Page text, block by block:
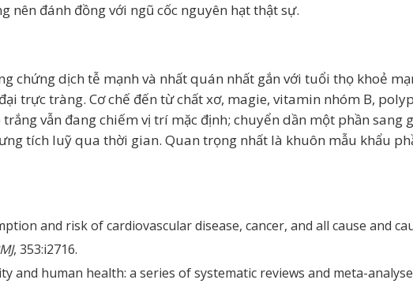
đánh đồng với ngũ cốc nguyên hạt thật sự.
chứng dịch tễ mạnh và nhất quán nhất gắn với tuổi thọ khoẻ
trực tràng. Cơ chế đến từ chất xơ, magie, vitamin nhóm B,
vẫn đang chiếm vị trí mặc định; chuyển dần một phần sang
tích luỹ qua thời gian. Quan trọng nhất là khuôn mẫu khẩu
and risk of cardiovascular disease, cancer, and all cause and
, 353:i2716.
and human health: a series of systematic reviews and meta-